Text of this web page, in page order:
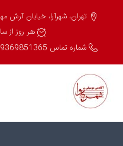
تهران، شهرآرا، خیابان آرش
هر روز از ساعت 13:00
شماره تماس 09369851365 _ 88283410 _ 88251222 -021